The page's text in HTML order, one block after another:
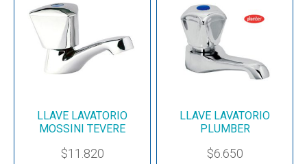
LLAVE LAVATORIO
MOSSINI TEVERE
$11.820
LLAVE LAVATORIO
PLUMBER
$6.650